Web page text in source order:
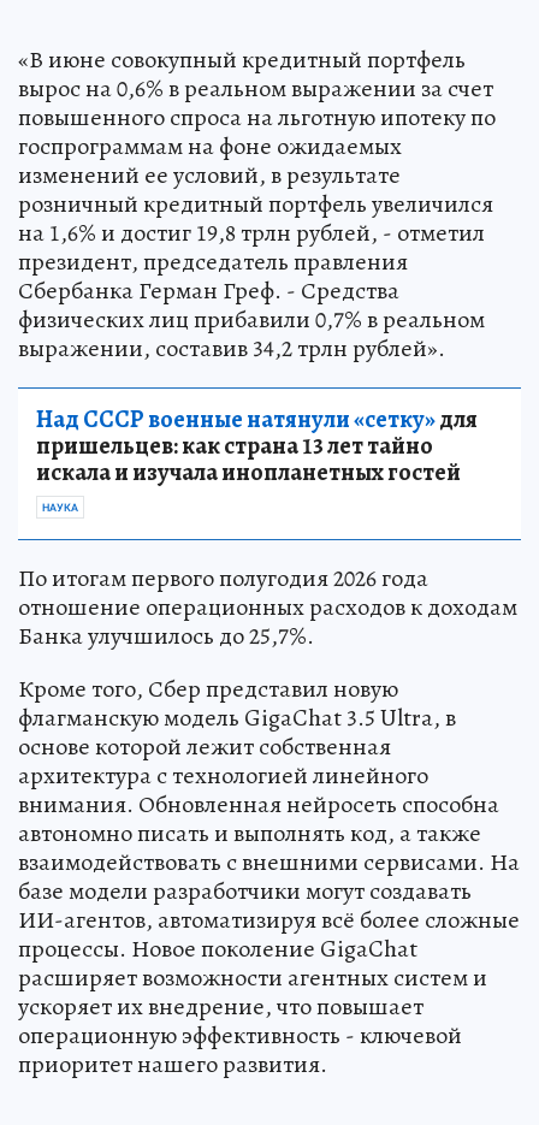
«В июне совокупный кредитный портфель
вырос на 0,6% в реальном выражении за счет
повышенного спроса на льготную ипотеку по
госпрограммам на фоне ожидаемых
изменений ее условий, в результате
розничный кредитный портфель увеличился
на 1,6% и достиг 19,8 трлн рублей, - отметил
президент, председатель правления
Сбербанка Герман Греф. - Средства
физических лиц прибавили 0,7% в реальном
выражении, составив 34,2 трлн рублей».
Над СССР военные натянули «сетку»для
пришельцев: как страна 13 лет тайно
искала и изучала инопланетных гостей
НАУКА
По итогам первого полугодия 2026 года
отношение операционных расходов к доходам
Банка улучшилось до 25,7%.
Кроме того, Сбер представил новую
флагманскую модель GigaChat 3.5 Ultra, в
основе которой лежит собственная
архитектура с технологией линейного
внимания. Обновленная нейросеть способна
автономно писать и выполнять код, а также
взаимодействовать с внешними сервисами. На
базе модели разработчики могут создавать
ИИ-агентов, автоматизируя всё более сложные
процессы. Новое поколение GigaChat
расширяет возможности агентных систем и
ускоряет их внедрение, что повышает
операционную эффективность - ключевой
приоритет нашего развития.